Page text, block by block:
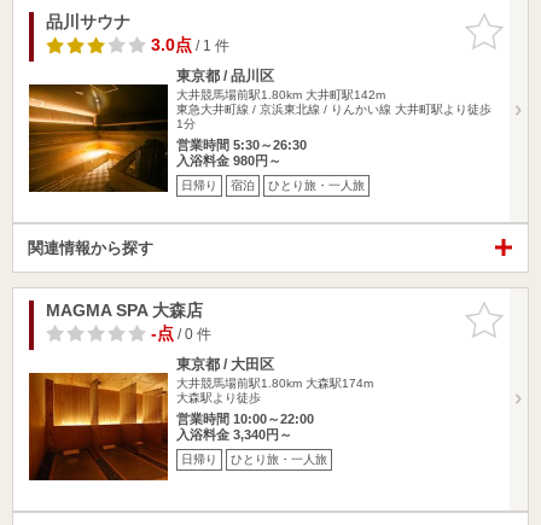
お気に入
りに追加
品川サウナ
3.0点/ 1 件
東京都 / 品川区
大井競馬場前駅1.80km 大井町駅142m
東急大井町線 / 京浜東北線 / りんかい線 大井町駅より徒歩
1分
営業時間 5:30～26:30
入浴料金 980円～
日帰り 宿泊 ひとり旅・一人旅
関連情報から探す
お気に入
りに追加
MAGMA SPA 大森店
-点/ 0 件
東京都 / 大田区
大井競馬場前駅1.80km 大森駅174m
大森駅より徒歩
営業時間 10:00～22:00
入浴料金 3,340円～
日帰り ひとり旅・一人旅